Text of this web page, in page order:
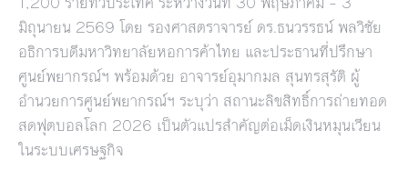
มิถุนายน 2569 โดย รองศาสตราจารย์ ดร.ธนวรรธน์ พลวิชัย
อธิการบดีมหาวิทยาลัยหอการค้าไทย และประธานที่ปรึกษา
ศูนย์พยากรณ์ฯ พร้อมด้วย อาจารย์อุมากมล สุนทรสุรัติ ผู้
อำนวยการศูนย์พยากรณ์ฯ ระบุว่า สถานะลิขสิทธิ์การถ่ายทอด
สดฟุตบอลโลก 2026 เป็นตัวแปรสำคัญต่อเม็ดเงินหมุนเวียน
ในระบบเศรษฐกิจ